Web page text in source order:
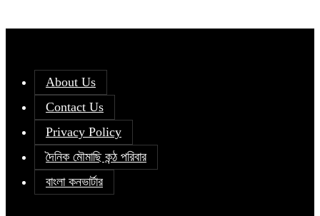
About Us
Contact Us
Privacy Policy
দৈনিক মৌমাছি কন্ঠ পরিবার
বাংলা কনভার্টার